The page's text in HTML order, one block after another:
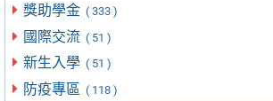
獎助學金 ( 333 )
國際交流 ( 51 )
新生入學 ( 51 )
防疫專區 ( 118 )